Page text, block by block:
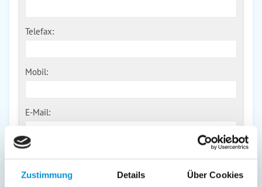
Zustimmung Details Über Cookies
Telefax:
Mobil:
E-Mail:
Freier Kommentar an Vermieter